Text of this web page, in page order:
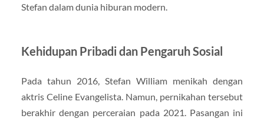
Stefan dalam dunia hiburan modern.
Kehidupan Pribadi dan Pengaruh Sosial
Pada tahun 2016, Stefan William menikah dengan
aktris Celine Evangelista. Namun, pernikahan tersebut
berakhir dengan perceraian pada 2021. Pasangan ini